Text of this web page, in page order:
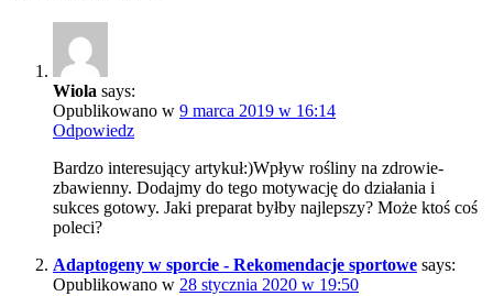
Wiola says:
Opublikowano w 9 marca 2019 w 16:14
Odpowiedz
Bardzo interesujący artykuł:)Wpływ rośliny na zdrowie-
zbawienny. Dodajmy do tego motywację do działania i
sukces gotowy. Jaki preparat byłby najlepszy? Może ktoś coś
poleci?
Adaptogeny w sporcie - Rekomendacje sportowe says:
Opublikowano w 28 stycznia 2020 w 19:50